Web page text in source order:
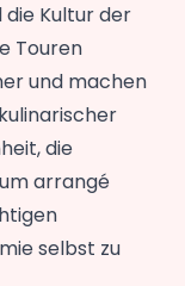
Kultur der
Touren
und machen
die
arrangé
selbst zu